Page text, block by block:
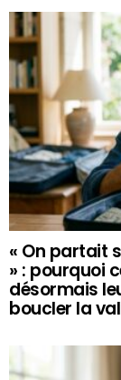
« On partait
» : pourquoi
désormais
boucler la